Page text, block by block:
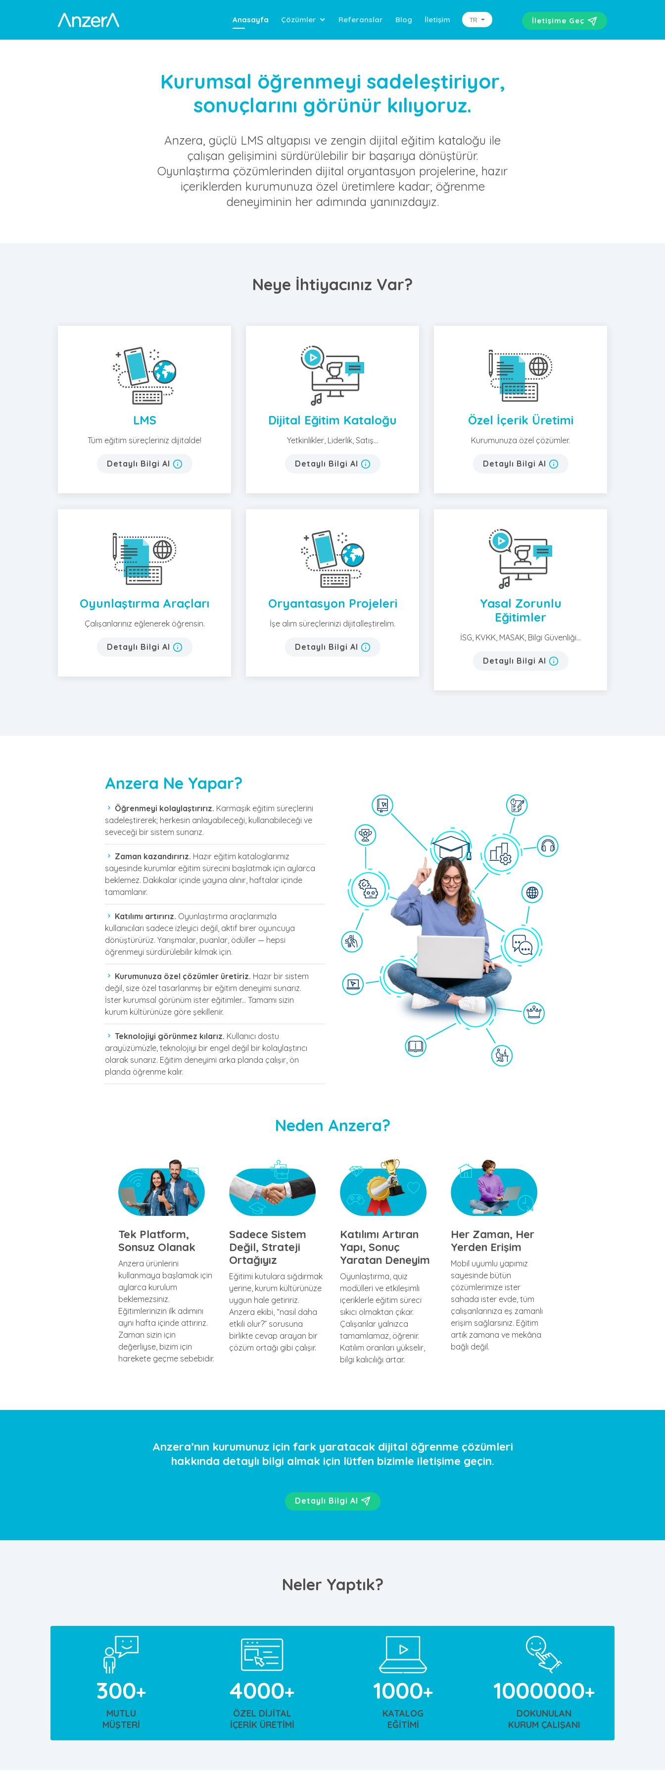
Anasayfa Çözümler Referanslar Blog İletişim TR İletişime Geç
Kurumsal öğrenmeyi sadeleştiriyor,
sonuçlarını görünür kılıyoruz.
Anzera, güçlü LMS altyapısı ve zengin dijital eğitim kataloğu ile
çalışan gelişimini sürdürülebilir bir başarıya dönüştürür.
Oyunlaştırma çözümlerinden dijital oryantasyon projelerine, hazır
içeriklerden kurumunuza özel üretimlere kadar; öğrenme
deneyiminin her adımında yanınızdayız.
Neye İhtiyacınız Var?
LMS
Tüm eğitim süreçleriniz dijitalde!
Detaylı Bilgi Al
Dijital Eğitim Kataloğu
Yetkinlikler, Liderlik, Satış...
Detaylı Bilgi Al
Özel İçerik Üretimi
Kurumunuza özel çözümler.
Detaylı Bilgi Al
Oyunlaştırma Araçları
Çalışanlarınız eğlenerek öğrensin.
Detaylı Bilgi Al
Oryantasyon Projeleri
İşe alım süreçlerinizi dijitalleştirelim.
Detaylı Bilgi Al
Yasal Zorunlu
Eğitimler
İSG, KVKK, MASAK, Bilgi Güvenliği...
Detaylı Bilgi Al
Anzera Ne Yapar?
Öğrenmeyi kolaylaştırırız. Karmaşık eğitim süreçlerini
sadeleştirerek; herkesin anlayabileceği, kullanabileceği ve
seveceği bir sistem sunarız.
Zaman kazandırırız. Hazır eğitim kataloglarımız
sayesinde kurumlar eğitim sürecini başlatmak için aylarca
beklemez. Dakikalar içinde yayına alınır, haftalar içinde
tamamlanır.
Katılımı artırırız. Oyunlaştırma araçlarımızla
kullanıcıları sadece izleyici değil, aktif birer oyuncuya
dönüştürürüz. Yarışmalar, puanlar, ödüller — hepsi
öğrenmeyi sürdürülebilir kılmak için.
Kurumunuza özel çözümler üretiriz. Hazır bir sistem
değil, size özel tasarlanmış bir eğitim deneyimi sunarız.
İster kurumsal görünüm ister eğitimler... Tamamı sizin
kurum kültürünüze göre şekillenir.
Teknolojiyi görünmez kılarız. Kullanıcı dostu
arayüzümüzle, teknolojiyi bir engel değil bir kolaylaştırıcı
olarak sunarız. Eğitim deneyimi arka planda çalışır, ön
planda öğrenme kalır.
Neden Anzera?
Tek Platform,
Sonsuz Olanak
Anzera ürünlerini
kullanmaya başlamak için
aylarca kurulum
beklemezsiniz.
Eğitimlerinizin ilk adımını
aynı hafta içinde attırırız.
Zaman sizin için
değerliyse, bizim için
harekete geçme sebebidir.
Sadece Sistem
Değil, Strateji
Ortağıyız
Eğitimi kutulara sığdırmak
yerine, kurum kültürünüze
uygun hale getiririz.
Anzera ekibi, “nasıl daha
etkili olur?” sorusuna
birlikte cevap arayan bir
çözüm ortağı gibi çalışır.
Katılımı Artıran
Yapı, Sonuç
Yaratan Deneyim
Oyunlaştırma, quiz
modülleri ve etkileşimli
içeriklerle eğitim süreci
sıkıcı olmaktan çıkar.
Çalışanlar yalnızca
tamamlamaz, öğrenir.
Katılım oranları yükselir,
bilgi kalıcılığı artar.
Her Zaman, Her
Yerden Erişim
Mobil uyumlu yapımız
sayesinde bütün
çözümlerimize ister
sahada ister evde, tüm
çalışanlarınıza eş zamanlı
erişim sağlarsınız. Eğitim
artık zamana ve mekâna
bağlı değil.
Anzera’nın kurumunuz için fark yaratacak dijital öğrenme çözümleri
hakkında detaylı bilgi almak için lütfen bizimle iletişime geçin.
Detaylı Bilgi Al
Neler Yaptık?
300
MUTLU
MÜŞTERİ
4000
ÖZEL DİJİTAL
İÇERİK ÜRETİMİ
1000
KATALOG
EĞİTİMİ
1000000
DOKUNULAN
KURUM ÇALIŞANI